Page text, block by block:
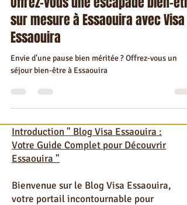
20 nov. 2024
2 min de lecture
Offrez-vous une escapade bien-être
sur mesure à Essaouira avec Visa
Essaouira
séjour bien-être à Essaouira
Introduction " Blog Visa Essaouira :
Essaouira "